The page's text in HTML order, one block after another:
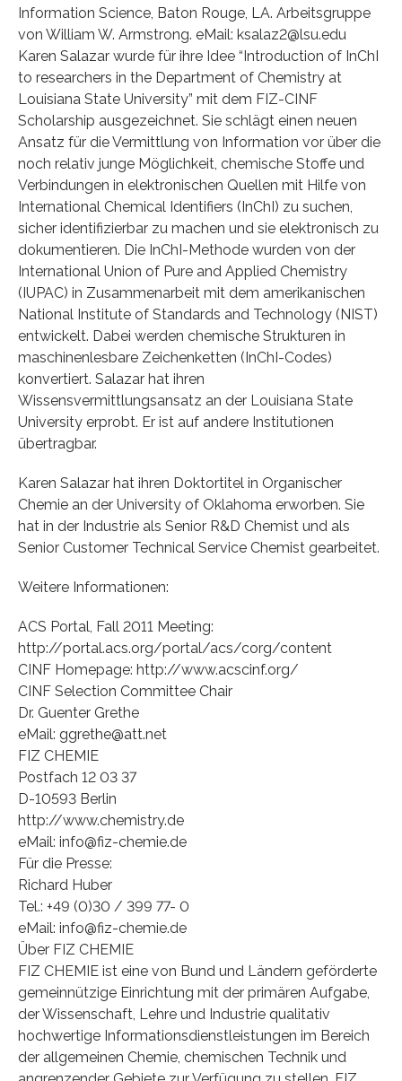
Information Science, Baton Rouge, LA. Arbeitsgruppe
von William W. Armstrong. eMail: ksalaz2@lsu.edu
Karen Salazar wurde für ihre Idee “Introduction of InChI
to researchers in the Department of Chemistry at
Louisiana State University” mit dem FIZ-CINF
Scholarship ausgezeichnet. Sie schlägt einen neuen
Ansatz für die Vermittlung von Information vor über die
noch relativ junge Möglichkeit, chemische Stoffe und
Verbindungen in elektronischen Quellen mit Hilfe von
International Chemical Identifiers (InChI) zu suchen,
sicher identifizierbar zu machen und sie elektronisch zu
dokumentieren. Die InChI-Methode wurden von der
International Union of Pure and Applied Chemistry
(IUPAC) in Zusammenarbeit mit dem amerikanischen
National Institute of Standards and Technology (NIST)
entwickelt. Dabei werden chemische Strukturen in
maschinenlesbare Zeichenketten (InChI-Codes)
konvertiert. Salazar hat ihren
Wissensvermittlungsansatz an der Louisiana State
University erprobt. Er ist auf andere Institutionen
übertragbar.
Karen Salazar hat ihren Doktortitel in Organischer
Chemie an der University of Oklahoma erworben. Sie
hat in der Industrie als Senior R&D Chemist und als
Senior Customer Technical Service Chemist gearbeitet.
Weitere Informationen:
ACS Portal, Fall 2011 Meeting:
http://portal.acs.org/portal/acs/corg/content
CINF Homepage: http://www.acscinf.org/
CINF Selection Committee Chair
Dr. Guenter Grethe
eMail: ggrethe@att.net
FIZ CHEMIE
Postfach 12 03 37
D-10593 Berlin
http://www.chemistry.de
eMail: info@fiz-chemie.de
Für die Presse:
Richard Huber
Tel.: +49 (0)30 / 399 77- 0
eMail: info@fiz-chemie.de
Über FIZ CHEMIE
FIZ CHEMIE ist eine von Bund und Ländern geförderte
gemeinnützige Einrichtung mit der primären Aufgabe,
der Wissenschaft, Lehre und Industrie qualitativ
hochwertige Informationsdienstleistungen im Bereich
der allgemeinen Chemie, chemischen Technik und